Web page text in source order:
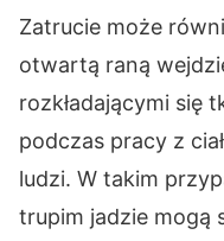
Zatrucie może
otwartą raną
rozkładającymi się
podczas pracy z
ludzi. W takim
trupim jadzie mogą